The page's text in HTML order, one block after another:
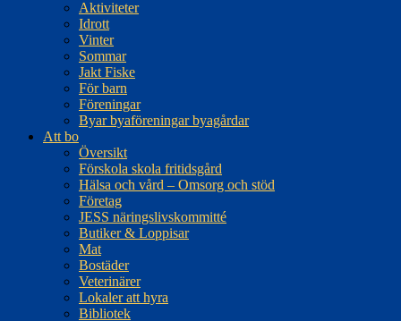
Aktiviteter
Idrott
Vinter
Sommar
Jakt Fiske
För barn
Föreningar
Byar byaföreningar byagårdar
Att bo
Översikt
Förskola skola fritidsgård
Hälsa och vård – Omsorg och stöd
Företag
JESS näringslivskommitté
Butiker & Loppisar
Mat
Bostäder
Veterinärer
Lokaler att hyra
Bibliotek